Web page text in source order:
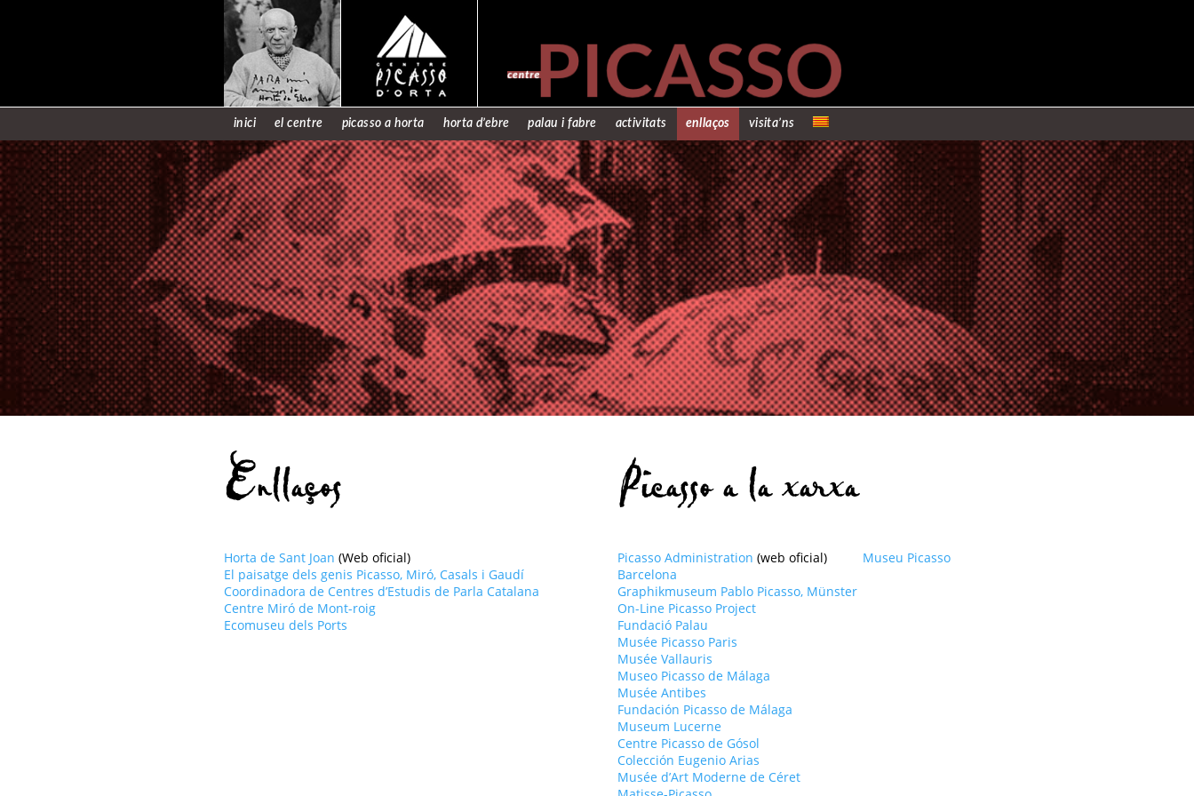
inici el centre picasso a horta horta d’ebre palau i fabre activitats enllaços visita’ns
Enllaços
Horta de Sant Joan (Web oficial)
El paisatge dels genis Picasso, Miró, Casals i Gaudí
Coordinadora de Centres d’Estudis de Parla Catalana
Centre Miró de Mont-roig
Ecomuseu dels Ports
Picasso a la xarxa
Picasso Administration (web oficial) Museu Picasso
Barcelona
Graphikmuseum Pablo Picasso, Münster
On-Line Picasso Project
Fundació Palau
Musée Picasso Paris
Musée Vallauris
Museo Picasso de Málaga
Musée Antibes
Fundación Picasso de Málaga
Museum Lucerne
Centre Picasso de Gósol
Colección Eugenio Arias
Musée d’Art Moderne de Céret